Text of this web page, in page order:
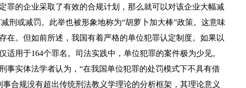
罪的企业采取了有效的合规计划，那么就可以对该企业大幅减
刑或减罚。此举也被形象地称为“胡萝卜加大棒”政策。这意味
在。但如前所述，我国有着严格的单位犯罪认定制度。如果以
用于164个罪名。司法实践中，单位犯罪的案件极为少见。
事实体法学者认为，“在我国单位犯罪的处罚模式下不具有借
事合规没有超出传统刑法教义学理论的分析框架，其理论意义